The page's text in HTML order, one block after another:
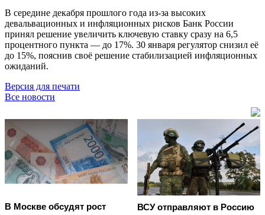
В середине декабря прошлого года из-за высоких
девальвационных и инфляционных рисков Банк России
принял решение увеличить ключевую ставку сразу на 6,5
процентного пункта — до 17%. 30 января регулятор снизил её
до 15%, пояснив своё решение стабилизацией инфляционных
ожиданий.
Версия для печати
Все новости
В Москве обсудят рост
ВСУ отправляют в Россию